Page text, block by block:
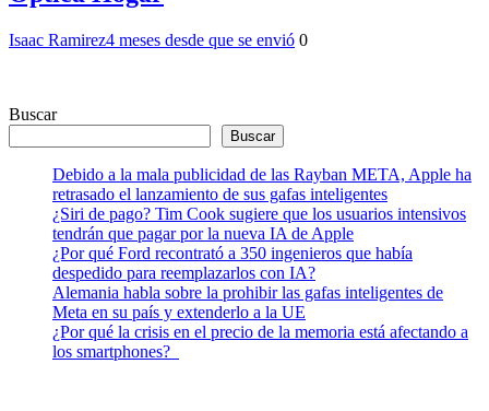
Isaac Ramirez4 meses desde que se envió 0
Buscar
Buscar
Debido a la mala publicidad de las Rayban META, Apple ha
retrasado el lanzamiento de sus gafas inteligentes
¿Siri de pago? Tim Cook sugiere que los usuarios intensivos
tendrán que pagar por la nueva IA de Apple
¿Por qué Ford recontrató a 350 ingenieros que había
despedido para reemplazarlos con IA?
Alemania habla sobre la prohibir las gafas inteligentes de
Meta en su país y extenderlo a la UE
¿Por qué la crisis en el precio de la memoria está afectando a
los smartphones?